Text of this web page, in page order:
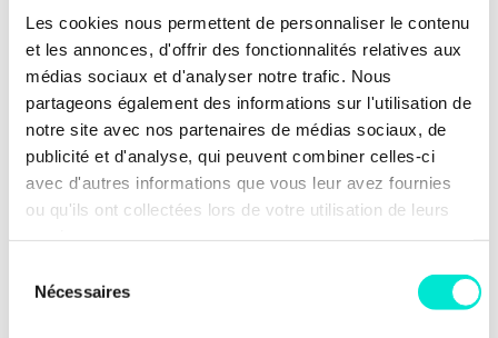
Les cookies nous permettent de personnaliser le contenu
et les annonces, d'offrir des fonctionnalités relatives aux
médias sociaux et d'analyser notre trafic. Nous
partageons également des informations sur l'utilisation de
notre site avec nos partenaires de médias sociaux, de
publicité et d'analyse, qui peuvent combiner celles-ci
avec d'autres informations que vous leur avez fournies
ou qu'ils ont collectées lors de votre utilisation de leurs
Nécessaires
Les violences faites aux femmes ne connaissent pas
les frontières administratives. La Wallonie, la
Fédération Wallonie-Bruxelles et la COCOF
viennent […]
Vivre ensemble, inclusion, égalité des chances et lutte
contre les discriminations